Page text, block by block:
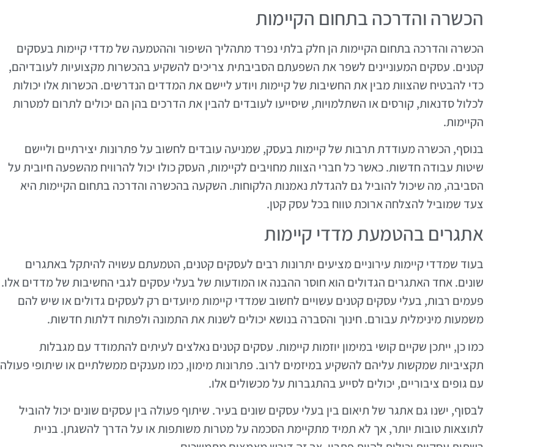
הכשרה והדרכה בתחום הקיימות
הכשרה והדרכה בתחום הקיימות הן חלק בלתי נפרד מתהליך השיפור וההטמעה של מדדי קיימות בעסקים
קטנים. עסקים המעוניינים לשפר את השפעתם הסביבתית צריכים להשקיע בהכשרות מקצועיות לעובדיהם,
כדי להבטיח שהצוות מבין את החשיבות של קיימות ויודע ליישם את המדדים הנדרשים. הכשרות אלו יכולות
לכלול סדנאות, קורסים או השתלמויות, שיסייעו לעובדים להבין את הדרכים בהן הם יכולים לתרום למטרות
הקיימות.
בנוסף, הכשרה מעודדת תרבות של קיימות בעסק, שמניעה עובדים לחשוב על פתרונות יצירתיים וליישם
שיטות עבודה חדשות. כאשר כל חברי הצוות מחויבים לקיימות, העסק כולו יכול להרוויח מהשפעה חיובית על
הסביבה, מה שיכול להוביל גם להגדלת נאמנות הלקוחות. השקעה בהכשרה והדרכה בתחום הקיימות היא
צעד שמוביל להצלחה ארוכת טווח בכל עסק קטן.
אתגרים בהטמעת מדדי קיימות
בעוד שמדדי קיימות עירוניים מציעים יתרונות רבים לעסקים קטנים, הטמעתם עשויה להיתקל באתגרים
שונים. אחד האתגרים הגדולים הוא חוסר ההבנה או המודעות של בעלי עסקים לגבי החשיבות של מדדים אלו.
פעמים רבות, בעלי עסקים קטנים עשויים לחשוב שמדדי קיימות מיועדים רק לעסקים גדולים או שיש להם
משמעות מינימלית עבורם. חינוך והסברה בנושא יכולים לשנות את התמונה ולפתוח דלתות חדשות.
כמו כן, ייתכן שקיים קושי במימון יוזמות קיימות. עסקים קטנים נאלצים לעיתים להתמודד עם מגבלות
תקציביות שמקשות עליהם להשקיע במיזמים לרוב. פתרונות מימון, כמו מענקים ממשלתיים או שיתופי פעולה
עם גופים ציבוריים, יכולים לסייע בהתגברות על מכשולים אלו.
לבסוף, ישנו גם אתגר של תיאום בין בעלי עסקים שונים בעיר. שיתוף פעולה בין עסקים שונים יכול להוביל
לתוצאות טובות יותר, אך לא תמיד מתקיימת הסכמה על מטרות משותפות או על הדרך להשגתן. בניית